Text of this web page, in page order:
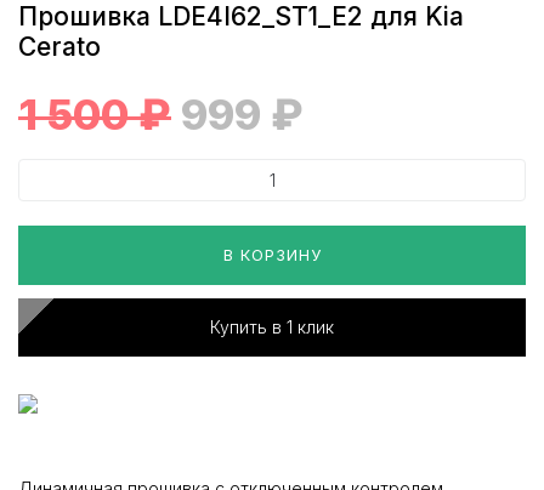
Прошивка LDE4I62_ST1_E2 для Kia
Cerato
1 500₽ 999 ₽
В КОРЗИНУ
Купить в 1 клик